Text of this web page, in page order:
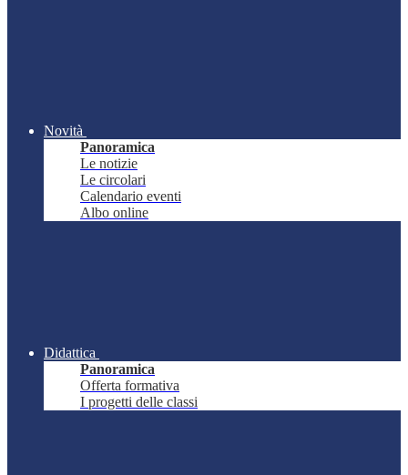
Novità
Panoramica
Le notizie
Le circolari
Calendario eventi
Albo online
Didattica
Panoramica
Offerta formativa
I progetti delle classi